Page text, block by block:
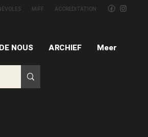
MIFF ACCREDITATION
NOUS ARCHIEF Meer